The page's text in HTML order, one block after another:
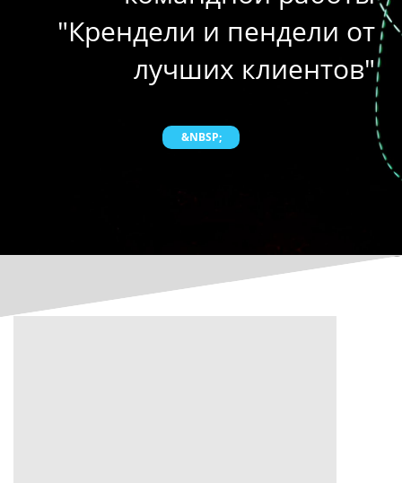
"Крендели и пендели от
лучших клиентов"
&NBSP;